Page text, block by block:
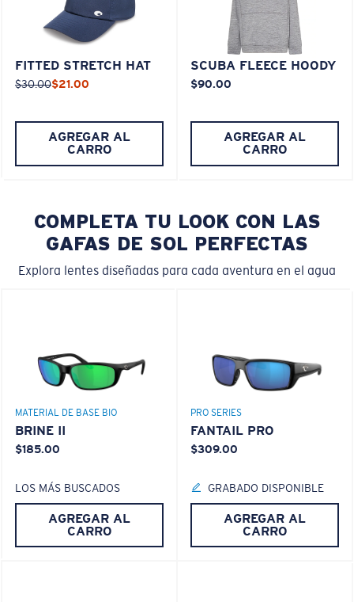
FITTED STRETCH HAT
$30.00$21.00
AGREGAR AL
CARRO
SCUBA FLEECE HOODY
$90.00
AGREGAR AL
CARRO
COMPLETA TU LOOK CON LAS
GAFAS DE SOL PERFECTAS
Explora lentes diseñadas para cada aventura en el agua
MATERIAL DE BASE BIO
BRINE II
$185.00
LOS MÁS BUSCADOS
AGREGAR AL
CARRO
PRO SERIES
FANTAIL PRO
$309.00
GRABADO DISPONIBLE
AGREGAR AL
CARRO